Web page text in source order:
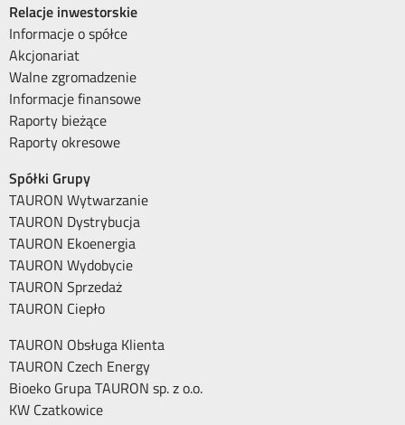
Relacje inwestorskie
Informacje o spółce
Akcjonariat
Walne zgromadzenie
Informacje finansowe
Raporty bieżące
Raporty okresowe
Spółki Grupy
TAURON Wytwarzanie
TAURON Dystrybucja
TAURON Ekoenergia
TAURON Wydobycie
TAURON Sprzedaż
TAURON Ciepło
TAURON Obsługa Klienta
TAURON Czech Energy
Bioeko Grupa TAURON sp. z o.o.
KW Czatkowice